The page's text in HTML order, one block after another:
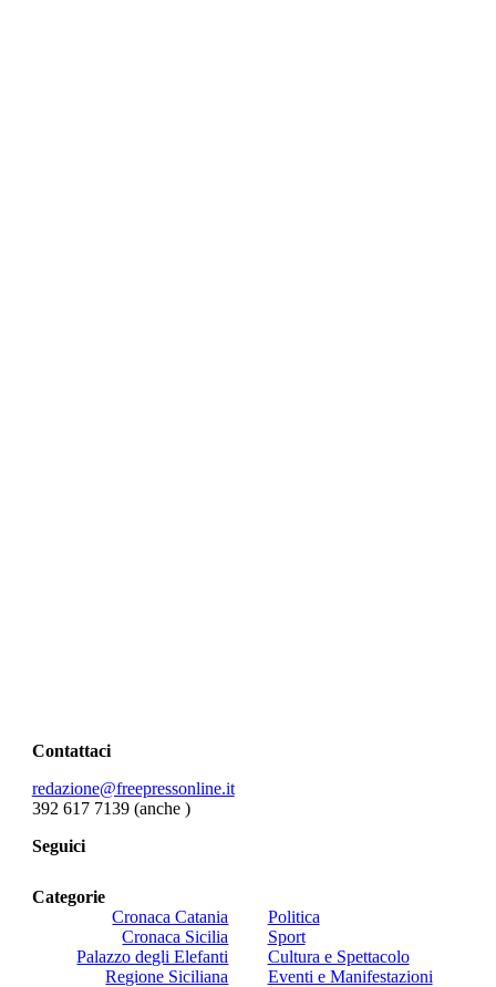
Contattaci
redazione@freepressonline.it
392 617 7139 (anche )
Seguici
Categorie
Cronaca Catania
Cronaca Sicilia
Palazzo degli Elefanti
Regione Siciliana
Politica
Sport
Cultura e Spettacolo
Eventi e Manifestazioni